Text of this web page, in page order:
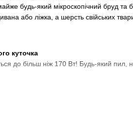
будь-який мікроскопічний бруд та
або ліжка, а шерсть свійських
куточка
до більш ніж 170 Вт! Будь-який пил,